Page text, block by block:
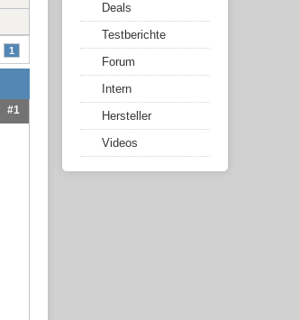
1
#1
Deals
Testberichte
Forum
Intern
Hersteller
Videos